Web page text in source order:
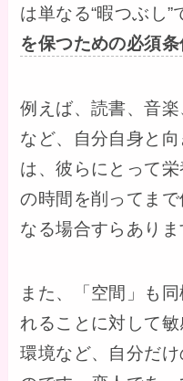
は単なる“暇つぶし”
を保つための必須条
例えば、読書、音
など、自分自身と
は、彼らにとって
の時間を削ってまで
なる場合すらありま
また、「空間」も
れることに対して
環境など、自分だけ